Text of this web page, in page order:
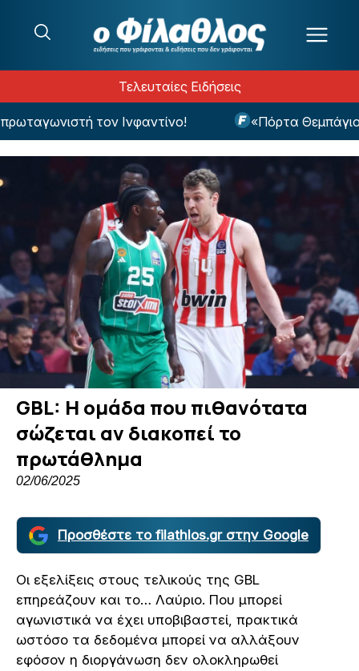
Τελευταίες Ειδήσεις
τον Ινφαντίνο! «Πόρτα Θεμπάγιος
GBL: Η ομάδα που πιθανότατα
σώζεται αν διακοπεί το
πρωτάθλημα
02/06/2025
Προσθέστε το filathlos.gr στην Google
Οι εξελίξεις στους τελικούς της GBL
επηρεάζουν και το… Λαύριο. Που μπορεί
αγωνιστικά να έχει υποβιβαστεί, πρακτικά
ωστόσο τα δεδομένα μπορεί να αλλάξουν
εφόσον η διοργάνωση δεν ολοκληρωθεί